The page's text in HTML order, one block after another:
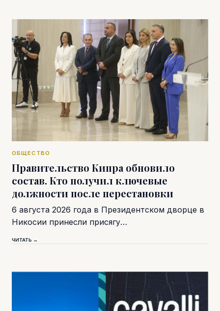
ОБЩЕСТВО
Правительство Кипра обновило
состав. Кто получил ключевые
должности после перестановки
6 августа 2026 года в Президентском дворце в
Никосии принесли присягу…
ЧИТАТЬ →